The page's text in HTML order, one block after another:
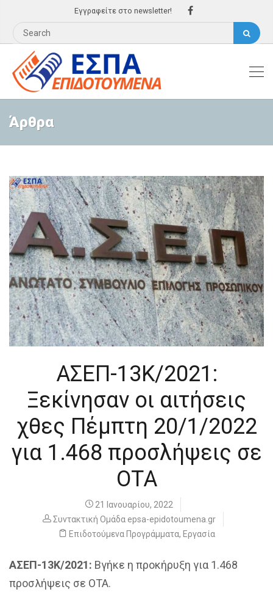
Εγγραφείτε στο newsletter!
Άρθρα
ΑΣΕΠ-13Κ/2021:
Ξεκίνησαν οι αιτήσεις
χθες Πέμπτη 20/1/2022
για 1.468 προσλήψεις σε
ΟΤΑ
21 Ιανουαρίου, 2022
Συντακτική Ομάδα epsa-epidotoumena.gr
Επιδοτούμενα Προγράμματα, Εργασία
ΑΣΕΠ-13Κ/2021: Βγήκε η προκήρυξη για 1.468
προσλήψεις σε ΟΤΑ.